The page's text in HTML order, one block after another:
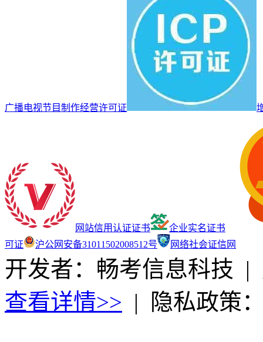
广播电视节目制作经营许可证
网站信用认证证书
企业实名证书
可证
沪公网安备31011502008512号 网络社会证信网
开发者：畅考信息科技 |
查看详情>> | 隐私政策